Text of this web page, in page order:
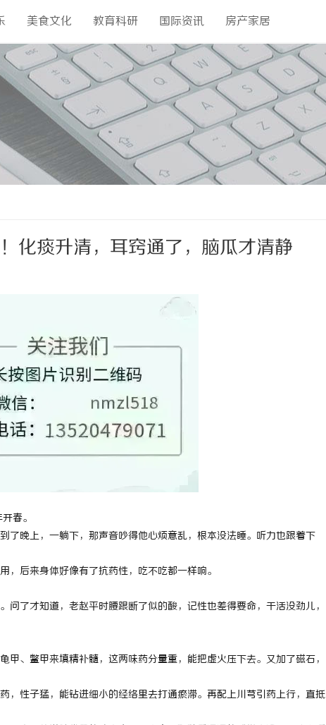
美食文化 教育科研 国际资讯 房产家居
化痰升清，耳窍通了，脑瓜才清静
春。
了晚上，一躺下，那声音吵得他心烦意乱，根本没法睡。听力也跟着下
，后来身体好像有了抗药性，吃不吃都一样响。
了才知道，老赵平时腰跟断了似的酸，记性也差得要命，干活没劲儿，
、鳖甲来填精补髓，这两味药分量重，能把虚火压下去。又加了磁石，
，性子猛，能钻进细小的经络里去打通瘀滞。再配上川芎引药上行，直抵
配眼镜